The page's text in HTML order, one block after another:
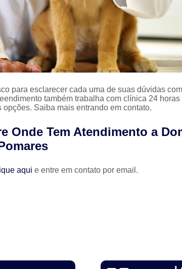
Limpeza de
Limpeza de
Odonto
para esclarecer cada uma de suas dúvidas
também trabalha com clínica 24
Saiba mais entrando em contato.
Onde Tem Atendimento a
aqui e entre em contato por email.